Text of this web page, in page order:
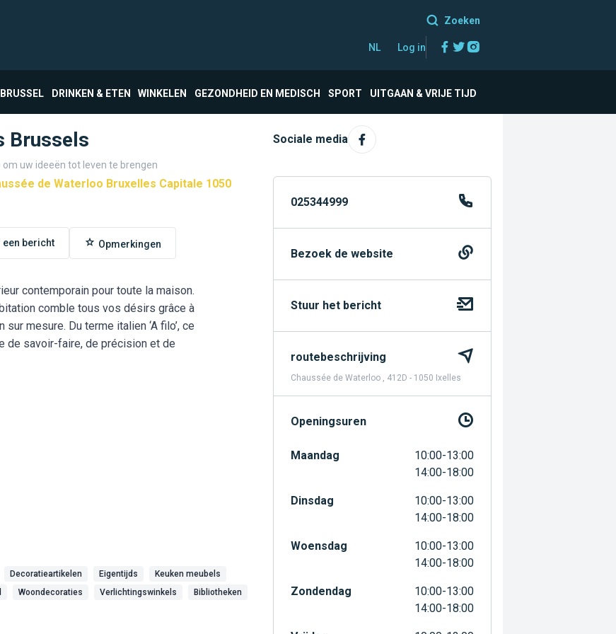
Zoeken
NL Log in Facebook
Twitter
DRINKEN & ETEN WINKELEN GEZONDHEID EN MEDISCH SPORT UITGAAN & VRIJE TIJD
Brussels
uw ideeën tot leven te brengen
de Waterloo Bruxelles Capitale 1050
een bericht Opmerkingen
contemporain pour toute la maison.
comble tous vos désirs grâce à
mesure. Du terme italien ‘A filo’, ce
de savoir-faire, de précision et de
Decoratieartikelen Eigentijds
Keuken meubels
Woondecoraties Verlichtingswinkels Bibliotheken
Sociale media
025344999
Bezoek de website
Stuur het bericht
routebeschrijving
Chaussée de Waterloo , 412D - 1050 Ixelles
Openingsuren
Maandag
10:00-13:00
14:00-18:00
Dinsdag
10:00-13:00
14:00-18:00
Woensdag
10:00-13:00
14:00-18:00
Zondendag
10:00-13:00
14:00-18:00